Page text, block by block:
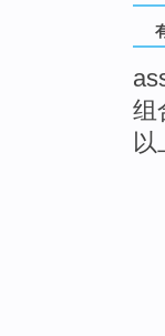
组
以